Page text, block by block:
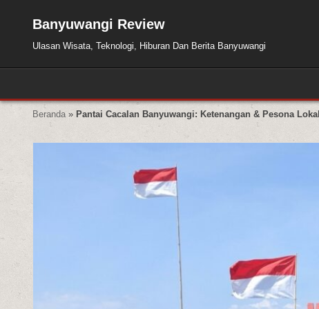
Banyuwangi Review
Ulasan Wisata, Teknologi, Hiburan Dan Berita Banyuwangi
Beranda» Pantai Cacalan Banyuwangi: Ketenangan & Pesona Lokal